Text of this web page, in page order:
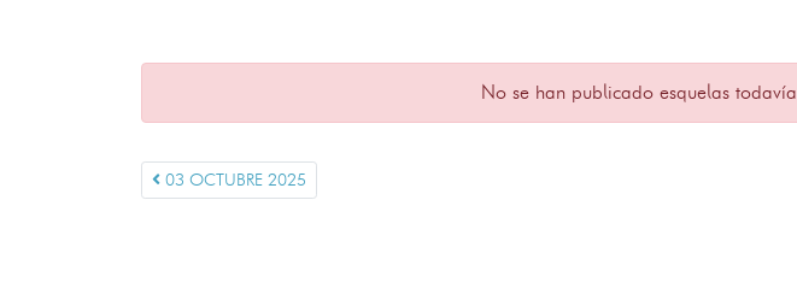
No se han publicado esquelas todavía
03 OCTUBRE 2025